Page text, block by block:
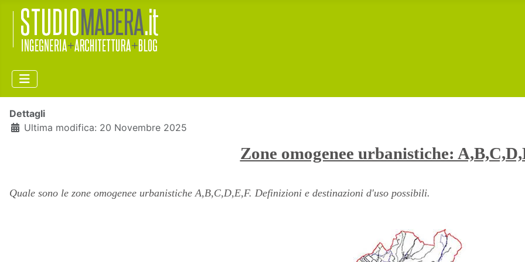
Dettagli
Ultima modifica: 20 Novembre 2025
Zone omogenee urbanistiche:
Quale sono le zone omogenee urbanistiche A,B,C,D,E,F. Definizioni e destinazioni d'uso possibili.